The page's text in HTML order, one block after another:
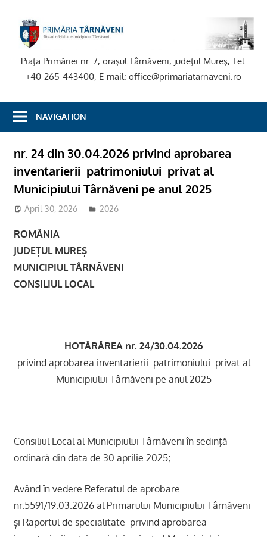
content
Piaţa Primăriei nr. 7, oraşul Târnăveni, judeţul Mureş, Tel:
+40-265-443400, E-mail: office@primariatarnaveni.ro
NAVIGATION
nr. 24 din 30.04.2026 privind aprobarea
inventarierii patrimoniului privat al
Municipiului Târnăveni pe anul 2025
April 30, 2026 adm-mmm
2026
ROMÂNIA
JUDEȚUL MUREȘ
MUNICIPIUL TÂRNĂVENI
CONSILIUL LOCAL
HOTĂRÂREA nr. 24/30.04.2026
privind aprobarea inventarierii patrimoniului privat al
Municipiului Târnăveni pe anul 2025
Consiliul Local al Municipiului Târnăveni în sedinţă
ordinară din data de 30 aprilie 2025;
Având în vedere Referatul de aprobare
nr.5591/19.03.2026 al Primarului Municipiului Târnăveni
și Raportul de specialitate privind aprobarea